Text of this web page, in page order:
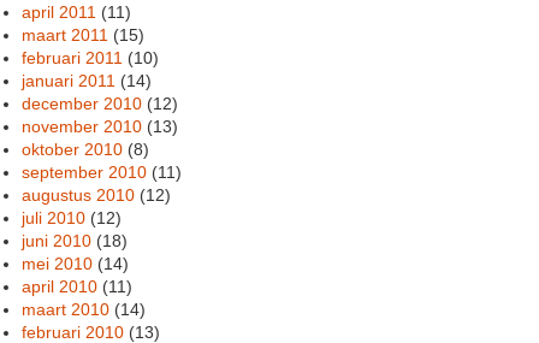
april 2011 (11)
maart 2011 (15)
februari 2011 (10)
januari 2011 (14)
december 2010 (12)
november 2010 (13)
oktober 2010 (8)
september 2010 (11)
augustus 2010 (12)
juli 2010 (12)
juni 2010 (18)
mei 2010 (14)
april 2010 (11)
maart 2010 (14)
februari 2010 (13)